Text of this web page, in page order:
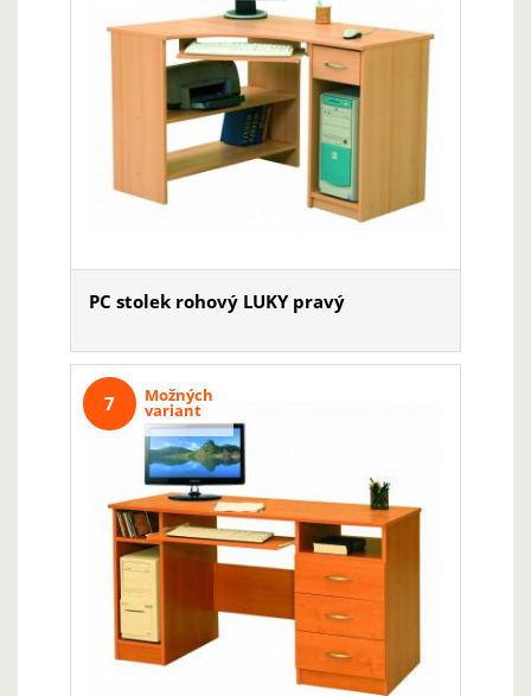
PC stolek rohový LUKY pravý
Možných
variant
7